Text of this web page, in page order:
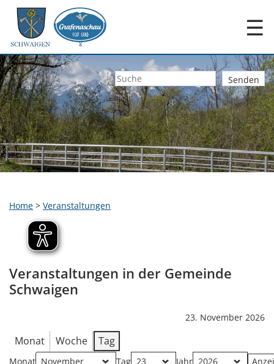
☰
Home > Veranstaltungen
Veranstaltungen in der Gemeinde
Schwaigen
23. November 2026
Monat Woche Tag
Monat Tag Jahr